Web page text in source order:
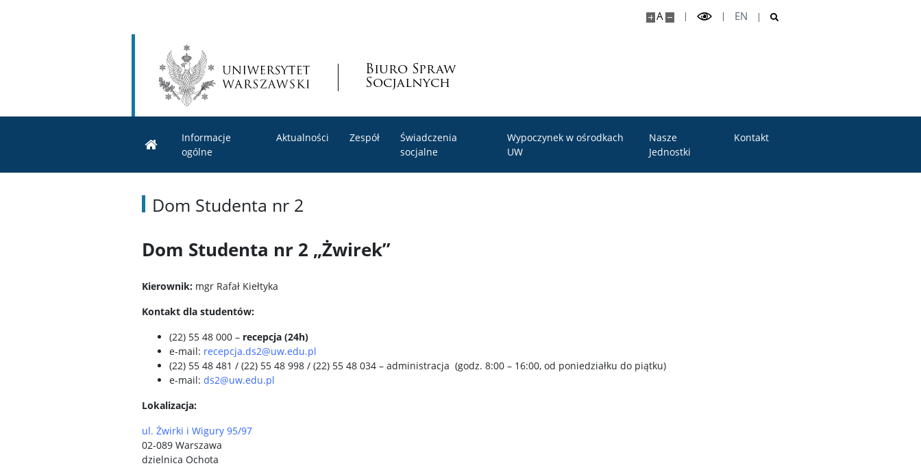
A EN
Biuro Spraw
Socjalnych
Informacje
ogólne
Aktualności Zespół
Świadczenia
socjalne
Wypoczynek w ośrodkach
UW
Nasze
Jednostki
Kontakt
Dom Studenta nr 2
Dom Studenta nr 2 „Żwirek”
Kierownik: mgr Rafał Kiełtyka
Kontakt dla studentów:
(22) 55 48 000 – recepcja (24h)
e-mail: recepcja.ds2@uw.edu.pl
(22) 55 48 481 / (22) 55 48 998 / (22) 55 48 034 – administracja (godz. 8:00 – 16:00, od poniedziałku do piątku)
e-mail: ds2@uw.edu.pl
Lokalizacja:
ul. Żwirki i Wigury 95/97
02-089 Warszawa
dzielnica Ochota